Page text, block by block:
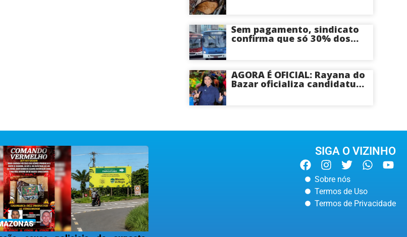
Sem pagamento, sindicato
confirma que só 30% dos
AGORA É OFICIAL: Rayana do
Bazar oficializa candidatura
SIGA O VIZINHO
Sobre nós
Termos de Uso
Termos de Privacidade